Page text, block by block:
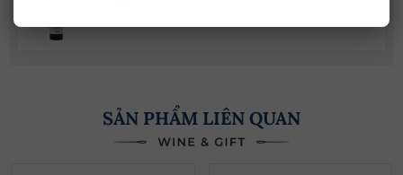
SẢN PHẨM LIÊN QUAN